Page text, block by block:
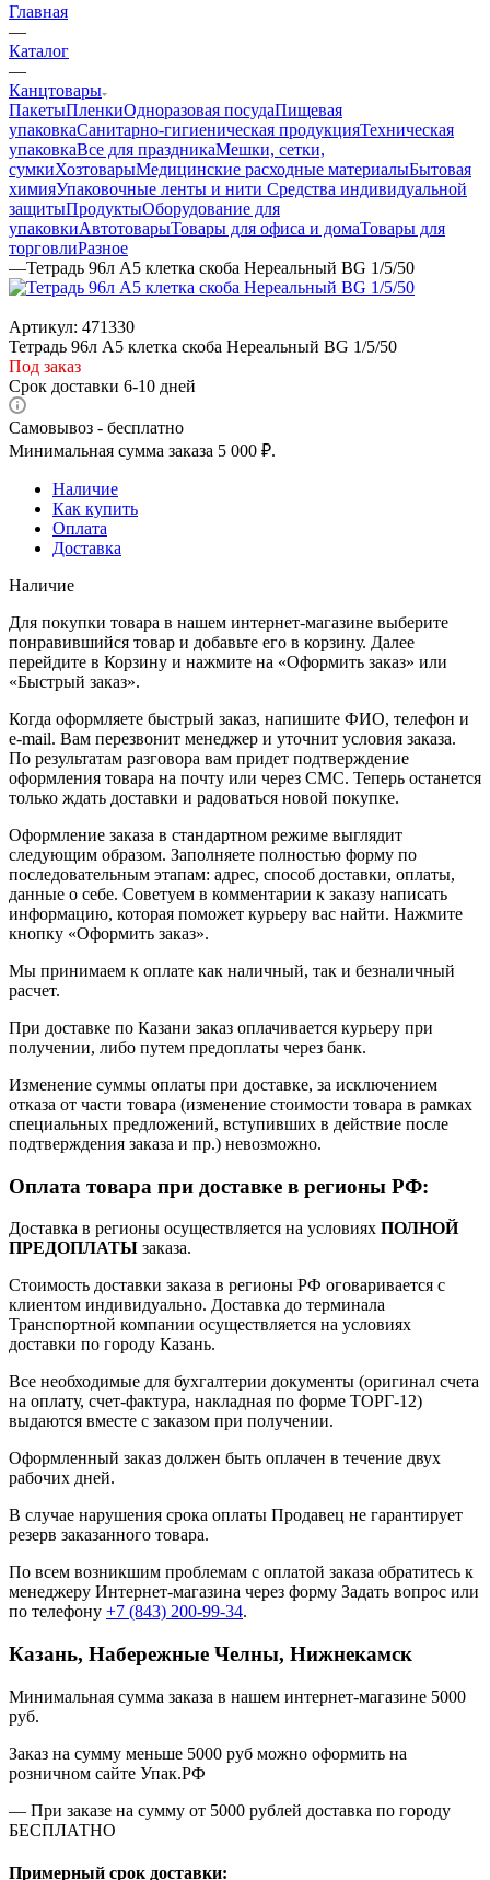
Главная
—
Каталог
—
Канцтовары
ПакетыПленкиОдноразовая посудаПищевая
упаковкаСанитарно-гигиеническая продукцияТехническая
упаковкаВсе для праздникаМешки, сетки,
сумкиХозтоварыМедицинские расходные материалыБытовая
химияУпаковочные ленты и нити Средства индивидуальной
защитыПродуктыОборудование для
упаковкиАвтотоварыТовары для офиса и домаТовары для
торговлиРазное
—Тетрадь 96л А5 клетка скоба Нереальный BG 1/5/50
Артикул: 471330
Тетрадь 96л А5 клетка скоба Нереальный BG 1/5/50
Под заказ
Срок доставки 6-10 дней
Самовывоз - бесплатно
Минимальная сумма заказа 5 000 ₽.
Наличие
Как купить
Оплата
Доставка
Наличие
Для покупки товара в нашем интернет-магазине выберите
понравившийся товар и добавьте его в корзину. Далее
перейдите в Корзину и нажмите на «Оформить заказ» или
«Быстрый заказ».
Когда оформляете быстрый заказ, напишите ФИО, телефон и
e-mail. Вам перезвонит менеджер и уточнит условия заказа.
По результатам разговора вам придет подтверждение
оформления товара на почту или через СМС. Теперь останется
только ждать доставки и радоваться новой покупке.
Оформление заказа в стандартном режиме выглядит
следующим образом. Заполняете полностью форму по
последовательным этапам: адрес, способ доставки, оплаты,
данные о себе. Советуем в комментарии к заказу написать
информацию, которая поможет курьеру вас найти. Нажмите
кнопку «Оформить заказ».
Мы принимаем к оплате как наличный, так и безналичный
расчет.
При доставке по Казани заказ оплачивается курьеру при
получении, либо путем предоплаты через банк.
Изменение суммы оплаты при доставке, за исключением
отказа от части товара (изменение стоимости товара в рамках
специальных предложений, вступивших в действие после
подтверждения заказа и пр.) невозможно.
Оплата товара при доставке в регионы РФ:
Доставка в регионы осуществляется на условиях ПОЛНОЙ
ПРЕДОПЛАТЫ заказа.
Стоимость доставки заказа в регионы РФ оговаривается с
клиентом индивидуально. Доставка до терминала
Транспортной компании осуществляется на условиях
доставки по городу Казань.
Все необходимые для бухгалтерии документы (оригинал счета
на оплату, счет-фактура, накладная по форме ТОРГ-12)
выдаются вместе с заказом при получении.
Оформленный заказ должен быть оплачен в течение двух
рабочих дней.
В случае нарушения срока оплаты Продавец не гарантирует
резерв заказанного товара.
По всем возникшим проблемам с оплатой заказа обратитесь к
менеджеру Интернет-магазина через форму Задать вопрос или
по телефону +7 (843) 200-99-34.
Казань, Набережные Челны, Нижнекамск
Минимальная сумма заказа в нашем интернет-магазине 5000
руб.
Заказ на сумму меньше 5000 руб можно оформить на
розничном сайте Упак.РФ
— При заказе на сумму от 5000 рублей доставка по городу
БЕСПЛАТНО
Примерный срок доставки: